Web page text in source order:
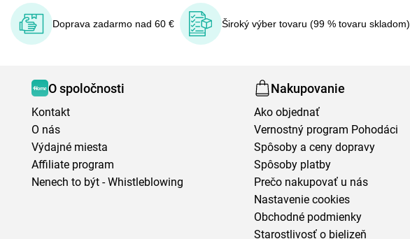
Doprava zadarmo nad 60 € Široký výber tovaru (99 % tovaru skladom)
O spoločnosti
Kontakt
O nás
Výdajné miesta
Affiliate program
Nenech to být - Whistleblowing
Nakupovanie
Ako objednať
Vernostný program Pohodáci
Spôsoby a ceny dopravy
Spôsoby platby
Prečo nakupovať u nás
Nastavenie cookies
Obchodné podmienky
Starostlivosť o bielizeň